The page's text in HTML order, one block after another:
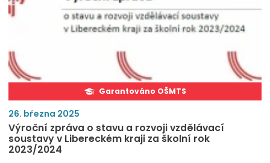
Garantováno OŠMTS
26. března 2025
Výroční zpráva o stavu a rozvoji vzdělávací
soustavy v Libereckém kraji za školní rok
2023/2024